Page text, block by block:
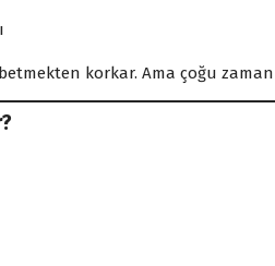
korkar. Ama çoğu